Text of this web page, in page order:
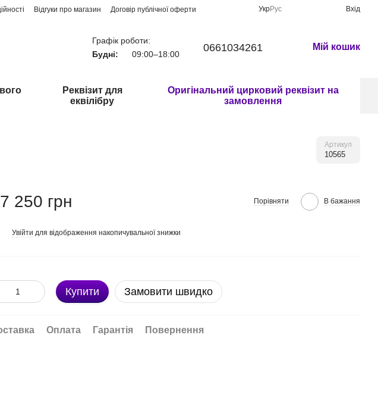
Відгуки про магазин Договір публічної оферти УкрРус Вхід
Графік роботи:
Будні:
09:00–18:00
0661034261 Мій кошик
Реквізит для
еквілібру
Оригінальний цирковий реквізит на
замовлення
Артикул
10565
250 грн Порівняти В бажання
Увійти для відображення накопичувальної знижки
Купити Замовити швидко
Оплата Гарантія Повернення